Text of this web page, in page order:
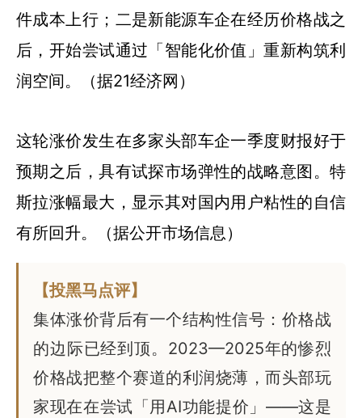
件成本上行；二是新能源车企在经历价格战之
后，开始尝试通过「智能化价值」重新构筑利
润空间。（据21经济网）
这轮涨价发生在多家头部车企一季度财报好于
预期之后，具有试探市场弹性的战略意图。特
斯拉涨幅最大，显示其对国内用户粘性的自信
有所回升。（据公开市场信息）
【投黑马点评】
集体涨价背后有一个结构性信号：价格战
的边际已经到顶。2023—2025年的惨烈
价格战把整个赛道的利润烧薄，而头部玩
家现在在尝试「用AI功能提价」——这是